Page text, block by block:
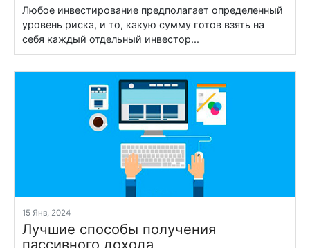
Любое инвестирование предполагает определенный
уровень риска, и то, какую сумму готов взять на
себя каждый отдельный инвестор...
15 Янв, 2024
Лучшие способы получения
пассивного дохода